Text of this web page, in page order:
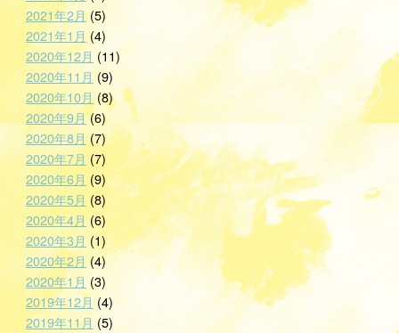
2021年2月(5)
2021年1月(4)
2020年12月 (11)
2020年11月(9)
2020年10月(8)
2020年9月(6)
2020年8月(7)
2020年7月 (7)
2020年6月 (9)
2020年5月 (8)
2020年4月(6)
2020年3月(1)
2020年2月 (4)
2020年1月 (3)
2019年12月 (4)
2019年11月 (5)